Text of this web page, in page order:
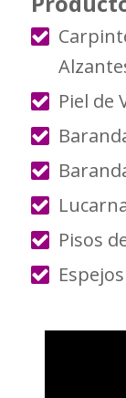
Piel de
Pisos